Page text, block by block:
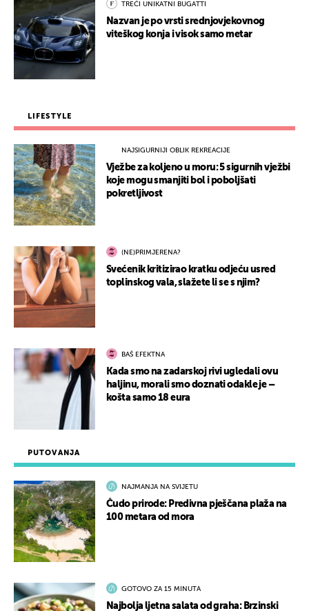
PUTOVANJA
NAJMANJA NA SVIJETU
Čudo prirode: Predivna pješčana plaža na
100 metara od mora
GOTOVO ZA 15 MINUTA
Najbolja ljetna salata od graha: Brzinski
TREĆI UNIKATNI BUGATTI
Nazvan je po vrsti srednjovjekovnog
viteškog konja i visok samo metar
LIFESTYLE
NAJSIGURNIJI OBLIK REKREACIJE
Vježbe za koljeno u moru: 5 sigurnih vježbi
koje mogu smanjiti bol i poboljšati
pokretljivost
(NE)PRIMJERENA?
Svećenik kritizirao kratku odjeću usred
toplinskog vala, slažete li se s njim?
BAŠ EFEKTNA
Kada smo na zadarskoj rivi ugledali ovu
haljinu, morali smo doznati odakle je –
košta samo 18 eura